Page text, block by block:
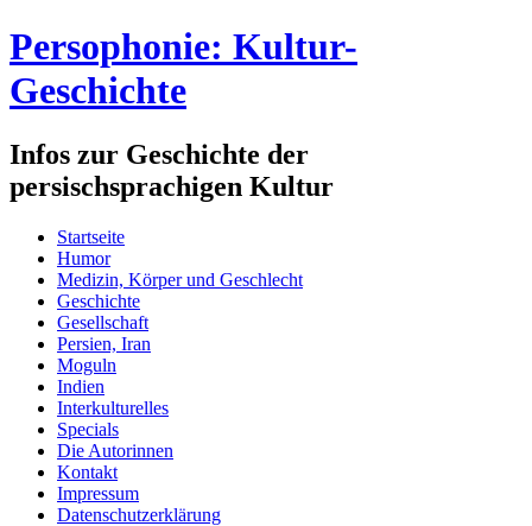
Persophonie: Kultur-
Geschichte
Infos zur Geschichte der
persischsprachigen Kultur
Startseite
Humor
Medizin, Körper und Geschlecht
Geschichte
Gesellschaft
Persien, Iran
Moguln
Indien
Interkulturelles
Specials
Die Autorinnen
Kontakt
Impressum
Datenschutzerklärung